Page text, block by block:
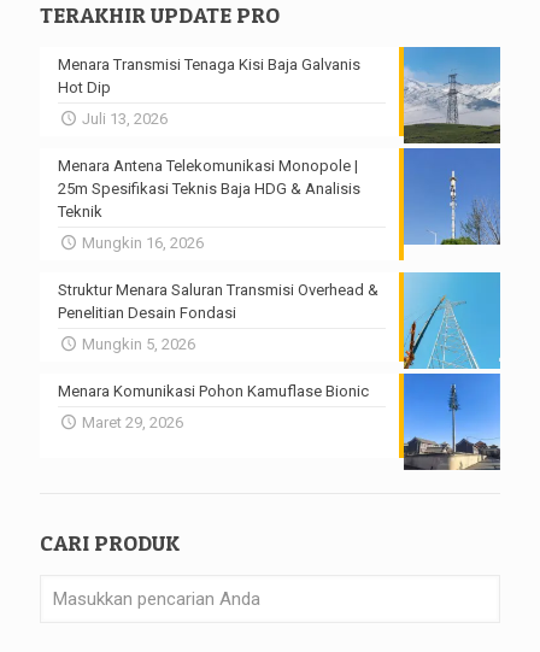
TERAKHIR UPDATE PRO
Menara Transmisi Tenaga Kisi Baja Galvanis
Hot Dip
Juli 13, 2026
Menara Antena Telekomunikasi Monopole |
25m Spesifikasi Teknis Baja HDG & Analisis
Teknik
Mungkin 16, 2026
Struktur Menara Saluran Transmisi Overhead &
Penelitian Desain Fondasi
Mungkin 5, 2026
Menara Komunikasi Pohon Kamuflase Bionic
Maret 29, 2026
CARI PRODUK